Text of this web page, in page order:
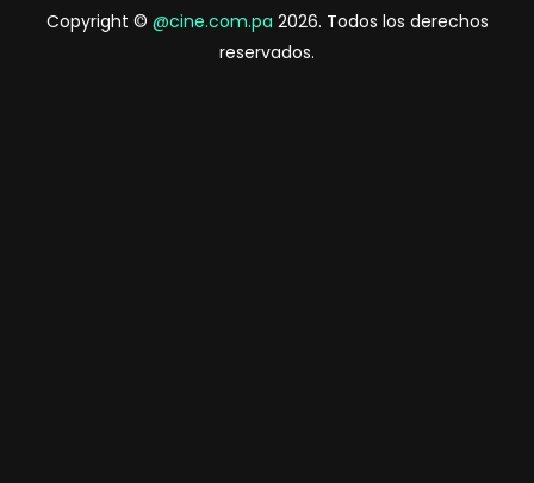
Copyright © @cine.com.pa 2026. Todos los derechos
reservados.